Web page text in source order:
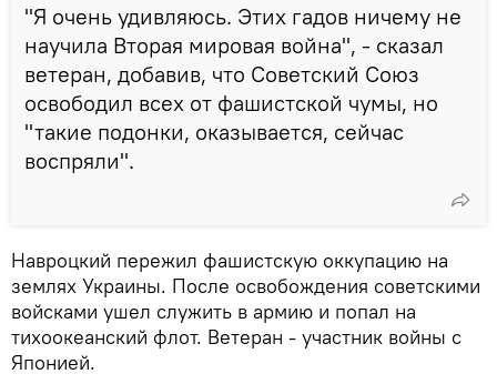
"Я очень удивляюсь. Этих гадов ничему не
научила Вторая мировая война", - сказал
ветеран, добавив, что Советский Союз
освободил всех от фашистской чумы, но
"такие подонки, оказывается, сейчас
воспряли".
Навроцкий пережил фашистскую оккупацию на
землях Украины. После освобождения советскими
войсками ушел служить в армию и попал на
тихоокеанский флот. Ветеран - участник войны с
Японией.